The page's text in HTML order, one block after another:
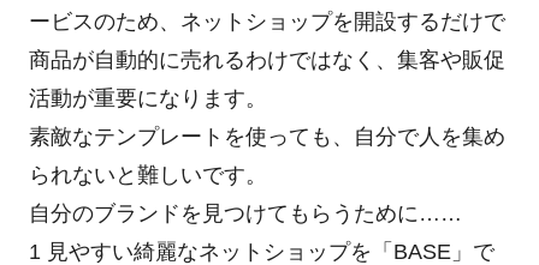
ービスのため、ネットショップを開設するだけで
商品が自動的に売れるわけではなく、集客や販促
活動が重要になります。
素敵なテンプレートを使っても、自分で人を集め
られないと難しいです。
自分のブランドを見つけてもらうために……
1 見やすい綺麗なネットショップを「BASE」で